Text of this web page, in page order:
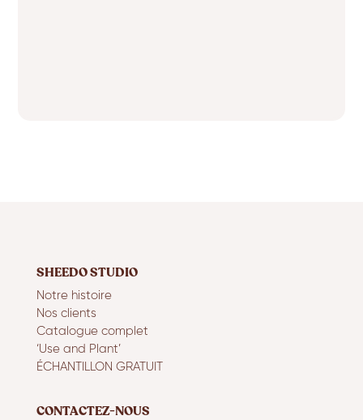
SHEEDO STUDIO
Notre histoire
Nos clients
Catalogue complet
‘Use and Plant’
ÉCHANTILLON GRATUIT
CONTACTEZ-NOUS